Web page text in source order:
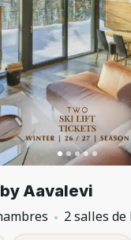
Aavalevi
2 salles de